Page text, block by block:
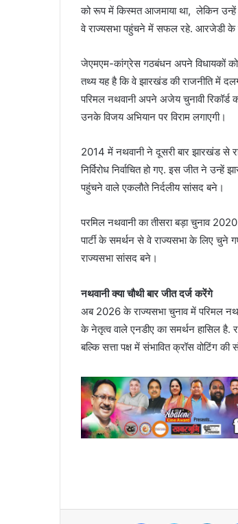
को रूप में किस्मत आजमाया था, लेकिन उन्हें
वे राज्यसभा पहुंचने में सफल रहे. आरजेडी के
जेएमएम-कांग्रेस गठबंधन अपने विधायकों
तथ्य यह है कि वे झारखंड की राजनीति में
परिमल नथवानी अपने अजेय चुनावी रिकॉर्ड
उनके विजय अभियान पर विराम लगाएगी।
2014 में नथवानी ने दूसरी बार झारखंड से
निर्विरोध निर्वाचित हो गए. इस जीत ने
पहुंचने वाले एकलौते निर्दलीय सांसद बने।
परमिल नथवानी का तीसरा बड़ा चुनाव
पार्टी के समर्थन से वे राज्यसभा के लिए
राज्यसभा सांसद बने।
नथवानी क्या चौथी बार जीत दर्ज करेंगे
अब 2026 के राज्यसभा चुनाव में परिमल
के नेतृत्व वाले एनडीए का समर्थन हासिल है.
बल्कि सत्ता पक्ष में संभावित क्रॉस वोटिंग की